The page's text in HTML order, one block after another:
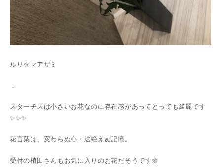
ルリタマアザミ
．
スターチスは小さいお花なのに存在感があってとっても綺麗です
✨✨✨
花言葉は、変わらぬ心・途絶えぬ記憶。
受付の植田さんもお気に入りのお花だそうです🌼